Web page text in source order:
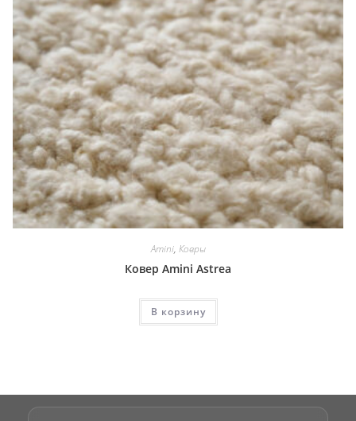
Amini, Ковры
Ковер Amini Astrea
В корзину